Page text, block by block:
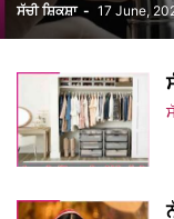
ਸੱਚੀ ਸ਼ਿਕਸ਼ਾ - 17 June,